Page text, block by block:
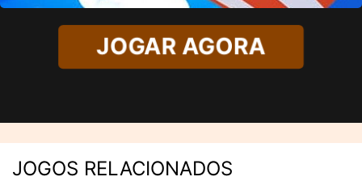
JOGAR AGORA
JOGOS RELACIONADOS